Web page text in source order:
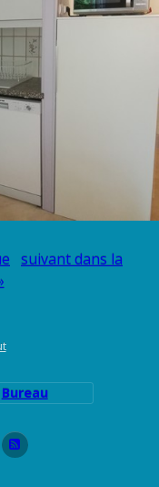
suivant dans la
Bureau